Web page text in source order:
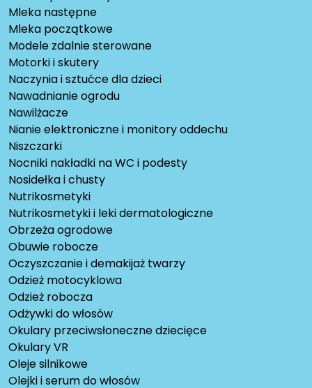
Mleka następne
Mleka początkowe
Modele zdalnie sterowane
Motorki i skutery
Naczynia i sztućce dla dzieci
Nawadnianie ogrodu
Nawilżacze
Nianie elektroniczne i monitory oddechu
Niszczarki
Nocniki nakładki na WC i podesty
Nosidełka i chusty
Nutrikosmetyki
Nutrikosmetyki i leki dermatologiczne
Obrzeża ogrodowe
Obuwie robocze
Oczyszczanie i demakijaż twarzy
Odzież motocyklowa
Odzież robocza
Odżywki do włosów
Okulary przeciwsłoneczne dziecięce
Okulary VR
Oleje silnikowe
Olejki i serum do włosów